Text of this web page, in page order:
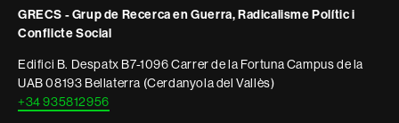
GRECS - Grup de Recerca en Guerra, Radicalisme Polític i
Conflicte Social
Edifici B. Despatx B7-1096 Carrer de la Fortuna Campus de la
UAB 08193 Bellaterra (Cerdanyola del Vallès)
+34 935812956